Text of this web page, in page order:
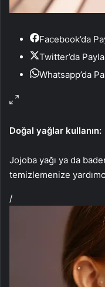
Facebook’da
Twitter’da
Whatsapp’da
Doğal yağlar kullanın:
Jojoba yağı ya da
temizlemenize
/